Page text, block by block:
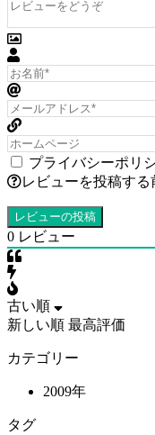
プライバシーポリ
レビューを投稿す
0 レビュー
古い順
新しい順 最高評価
カテゴリー
2009年
タグ